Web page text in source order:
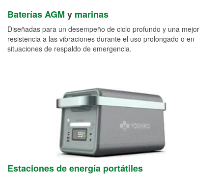
Baterías AGM y marinas
Diseñadas para un desempeño de ciclo profundo y una mejor
resistencia a las vibraciones durante el uso prolongado o en
situaciones de respaldo de emergencia.
Estaciones de energía portátiles